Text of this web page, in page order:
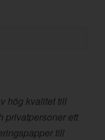
hög kvalitet till
privatpersoner ett
till